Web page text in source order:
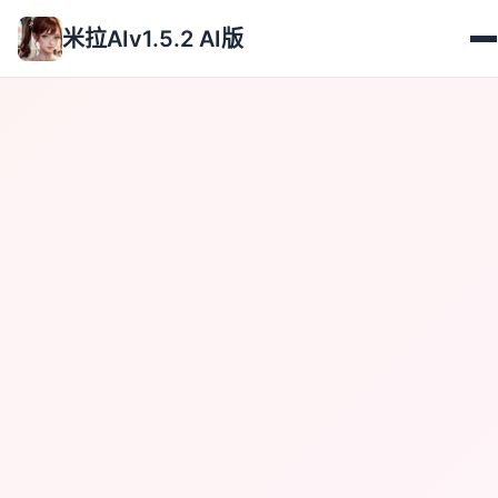
米拉AIv1.5.2 AI版